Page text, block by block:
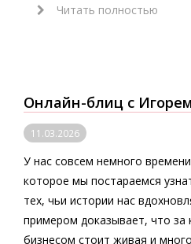
Читать полностью
Онлайн-блиц с
11.03.2026
У нас совсем немного
которое мы постараемся
тех, чьи истории нас
примером доказывает, что
бизнесом стоит живая и